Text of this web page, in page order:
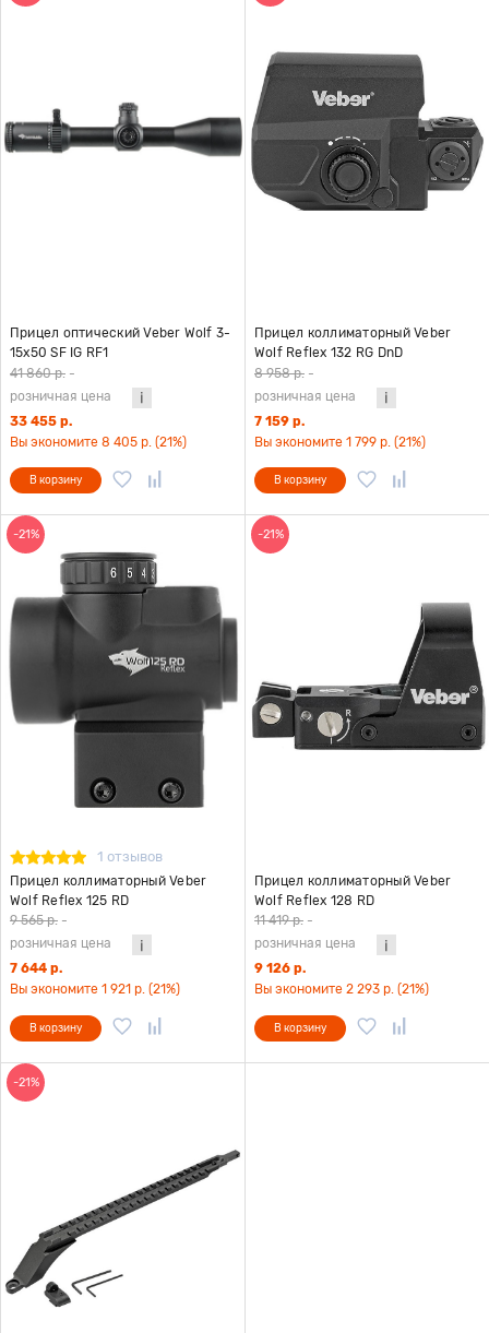
Прицел оптический Veber Wolf 3-
15x50 SF IG RF1
41 860 р. -
розничная цена
33 455 р.
Вы экономите 8 405 р. (21%)
В корзину
Прицел коллиматорный Veber
Wolf Reflex 132 RG DnD
8 958 р. -
розничная цена
7 159 р.
Вы экономите 1 799 р. (21%)
В корзину
-21%
1 отзывов
Прицел коллиматорный Veber
Wolf Reflex 125 RD
9 565 р. -
розничная цена
7 644 р.
Вы экономите 1 921 р. (21%)
В корзину
-21%
Прицел коллиматорный Veber
Wolf Reflex 128 RD
11 419 р. -
розничная цена
9 126 р.
Вы экономите 2 293 р. (21%)
В корзину
-21%